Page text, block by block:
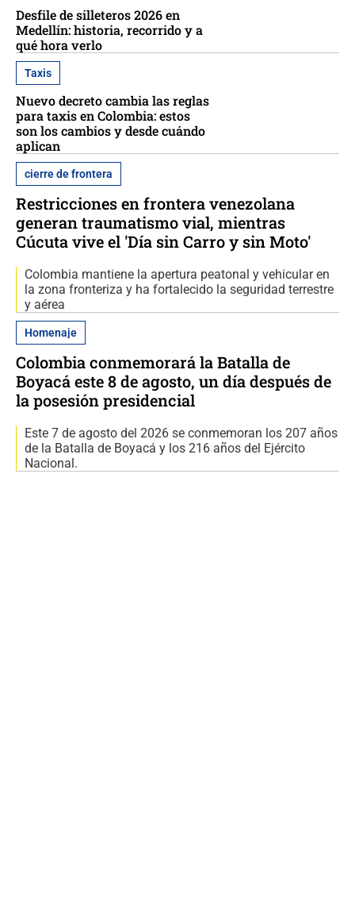
Desfile de silleteros 2026 en
Medellín: historia, recorrido y a
qué hora verlo
Taxis
Nuevo decreto cambia las reglas
para taxis en Colombia: estos
son los cambios y desde cuándo
aplican
cierre de frontera
Restricciones en frontera venezolana
generan traumatismo vial, mientras
Cúcuta vive el 'Día sin Carro y sin Moto'
Colombia mantiene la apertura peatonal y vehicular en
la zona fronteriza y ha fortalecido la seguridad terrestre
y aérea
Homenaje
Colombia conmemorará la Batalla de
Boyacá este 8 de agosto, un día después de
la posesión presidencial
Este 7 de agosto del 2026 se conmemoran los 207 años
de la Batalla de Boyacá y los 216 años del Ejército
Nacional.